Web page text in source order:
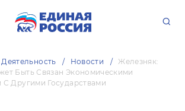
Новости
Железняк:
Быть Связан Экономическими
С Другими Государствами